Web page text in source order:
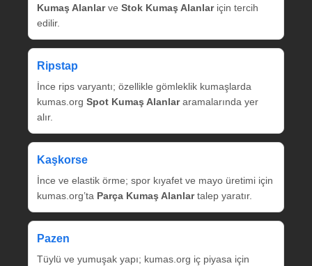
Kumaş Alanlarve Stok Kumaş Alanlariçin tercih
edilir.
Ripstap
İnce rips varyantı; özellikle gömleklik kumaşlarda
kumas.org Spot Kumaş Alanlararamalarında yer
alır.
Kaşkorse
İnce ve elastik örme; spor kıyafet ve mayo üretimi için
kumas.org’ta Parça Kumaş Alanlartalep yaratır.
Pazen
Tüylü ve yumuşak yapı; kumas.org iç piyasa için